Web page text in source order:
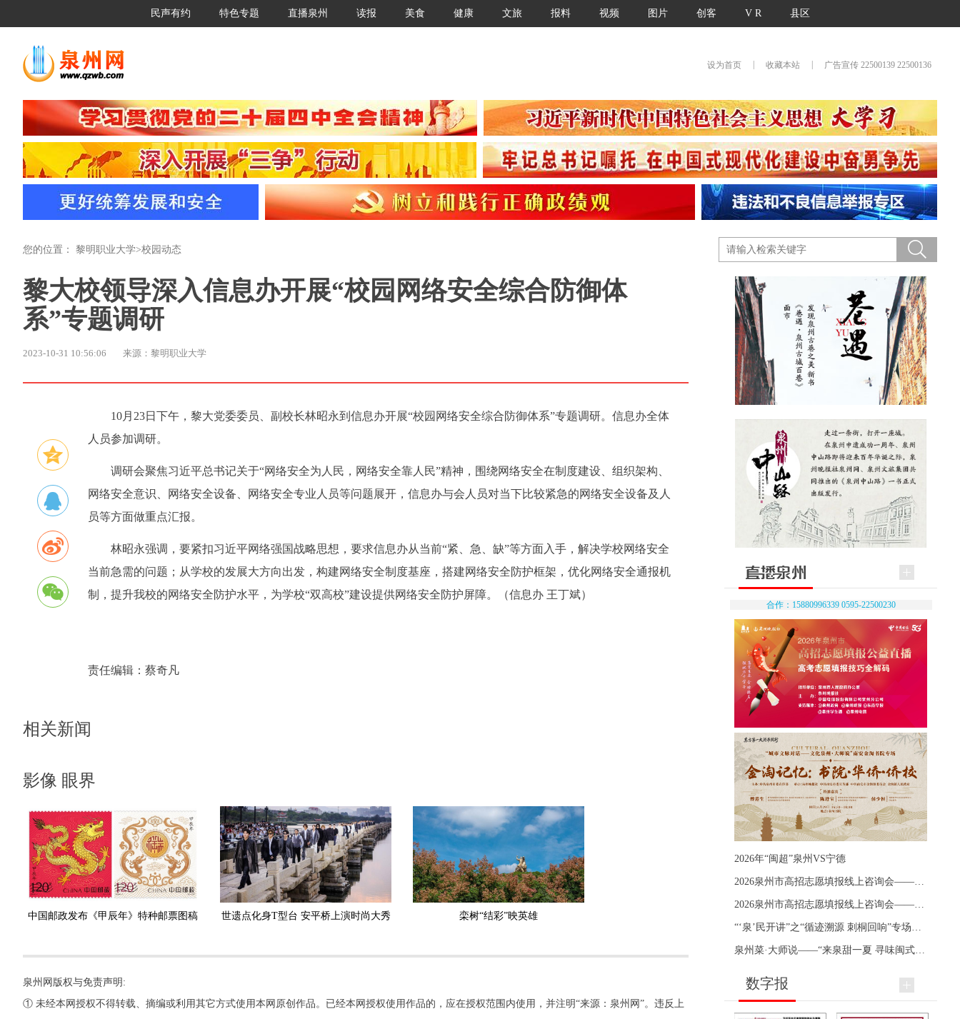
民声有约 特色专题 直播泉州 读报 美食 健康 文旅 报料 视频 图片 创客 V R 县区
设为首页 收藏本站 广告宣传 22500139 22500136
您的位置： 黎明职业大学>校园动态
黎大校领导深入信息办开展“校园网络安全综合防御体
系”专题调研
2023-10-31 10:56:06 来源：黎明职业大学
10月23日下午，黎大党委委员、副校长林昭永到信息办开展“校园网络安全综合防御体系”专题调研。信息办全体
人员参加调研。
调研会聚焦习近平总书记关于“网络安全为人民，网络安全靠人民”精神，围绕网络安全在制度建设、组织架构、
网络安全意识、网络安全设备、网络安全专业人员等问题展开，信息办与会人员对当下比较紧急的网络安全设备及人
员等方面做重点汇报。
林昭永强调，要紧扣习近平网络强国战略思想，要求信息办从当前“紧、急、缺”等方面入手，解决学校网络安全
当前急需的问题；从学校的发展大方向出发，构建网络安全制度基座，搭建网络安全防护框架，优化网络安全通报机
制，提升我校的网络安全防护水平，为学校“双高校”建设提供网络安全防护屏障。
（信息办 王丁斌）
责任编辑： 蔡奇凡
相关新闻
影像 眼界
中国邮政发布《甲辰年》特种邮票图稿 世遗点化身T型台 安平桥上演时尚大秀 栾树“结彩”映英雄
泉州网版权与免责声明:
① 未经本网授权不得转载、摘编或利用其它方式使用本网原创作品。已经本网授权使用作品的，应在授权范围内使用，并注明“来源：泉州网”。违反上
合作：15880996339 0595-22500230
2026年“闽超”泉州VS宁德
数字报